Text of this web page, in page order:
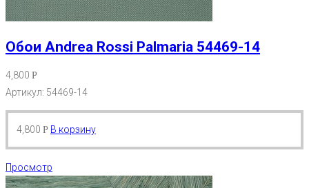
Обои Andrea Rossi Palmaria 54469-14
4,800 Р
Артикул: 54469-14
4,800 Р В корзину
Просмотр